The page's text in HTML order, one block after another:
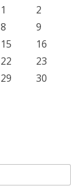
1
2
8
9
15
16
22
23
29
30